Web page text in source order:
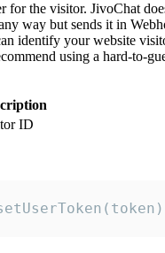
for the visitor. JivoChat
way but sends it in
identify your website
using a hard-to-
ID